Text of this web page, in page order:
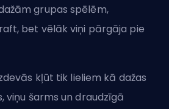
grupas spēlēm,
bet vēlāk viņi pārgāja pie
kļūt tik lieliem kā dažas
viņu šarms un draudzīgā